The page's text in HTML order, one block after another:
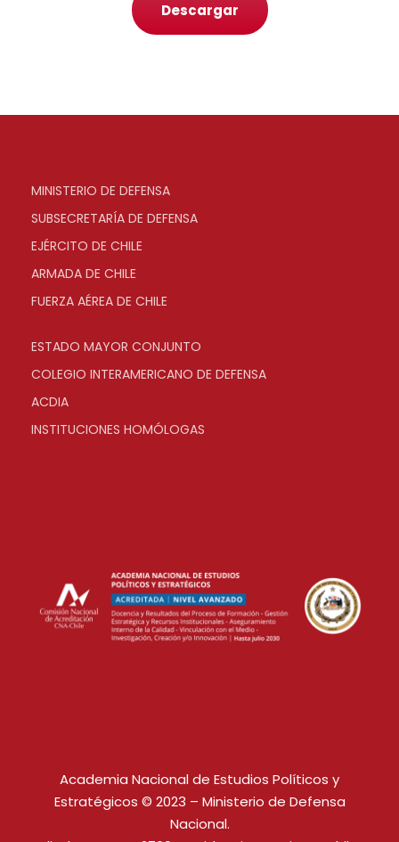
Descargar
MINISTERIO DE DEFENSA
SUBSECRETARÍA DE DEFENSA
EJÉRCITO DE CHILE
ARMADA DE CHILE
FUERZA AÉREA DE CHILE
ESTADO MAYOR CONJUNTO
COLEGIO INTERAMERICANO DE DEFENSA
ACDIA
INSTITUCIONES HOMÓLOGAS
Academia Nacional de Estudios Políticos y
Estratégicos © 2023 – Ministerio de Defensa
Nacional.